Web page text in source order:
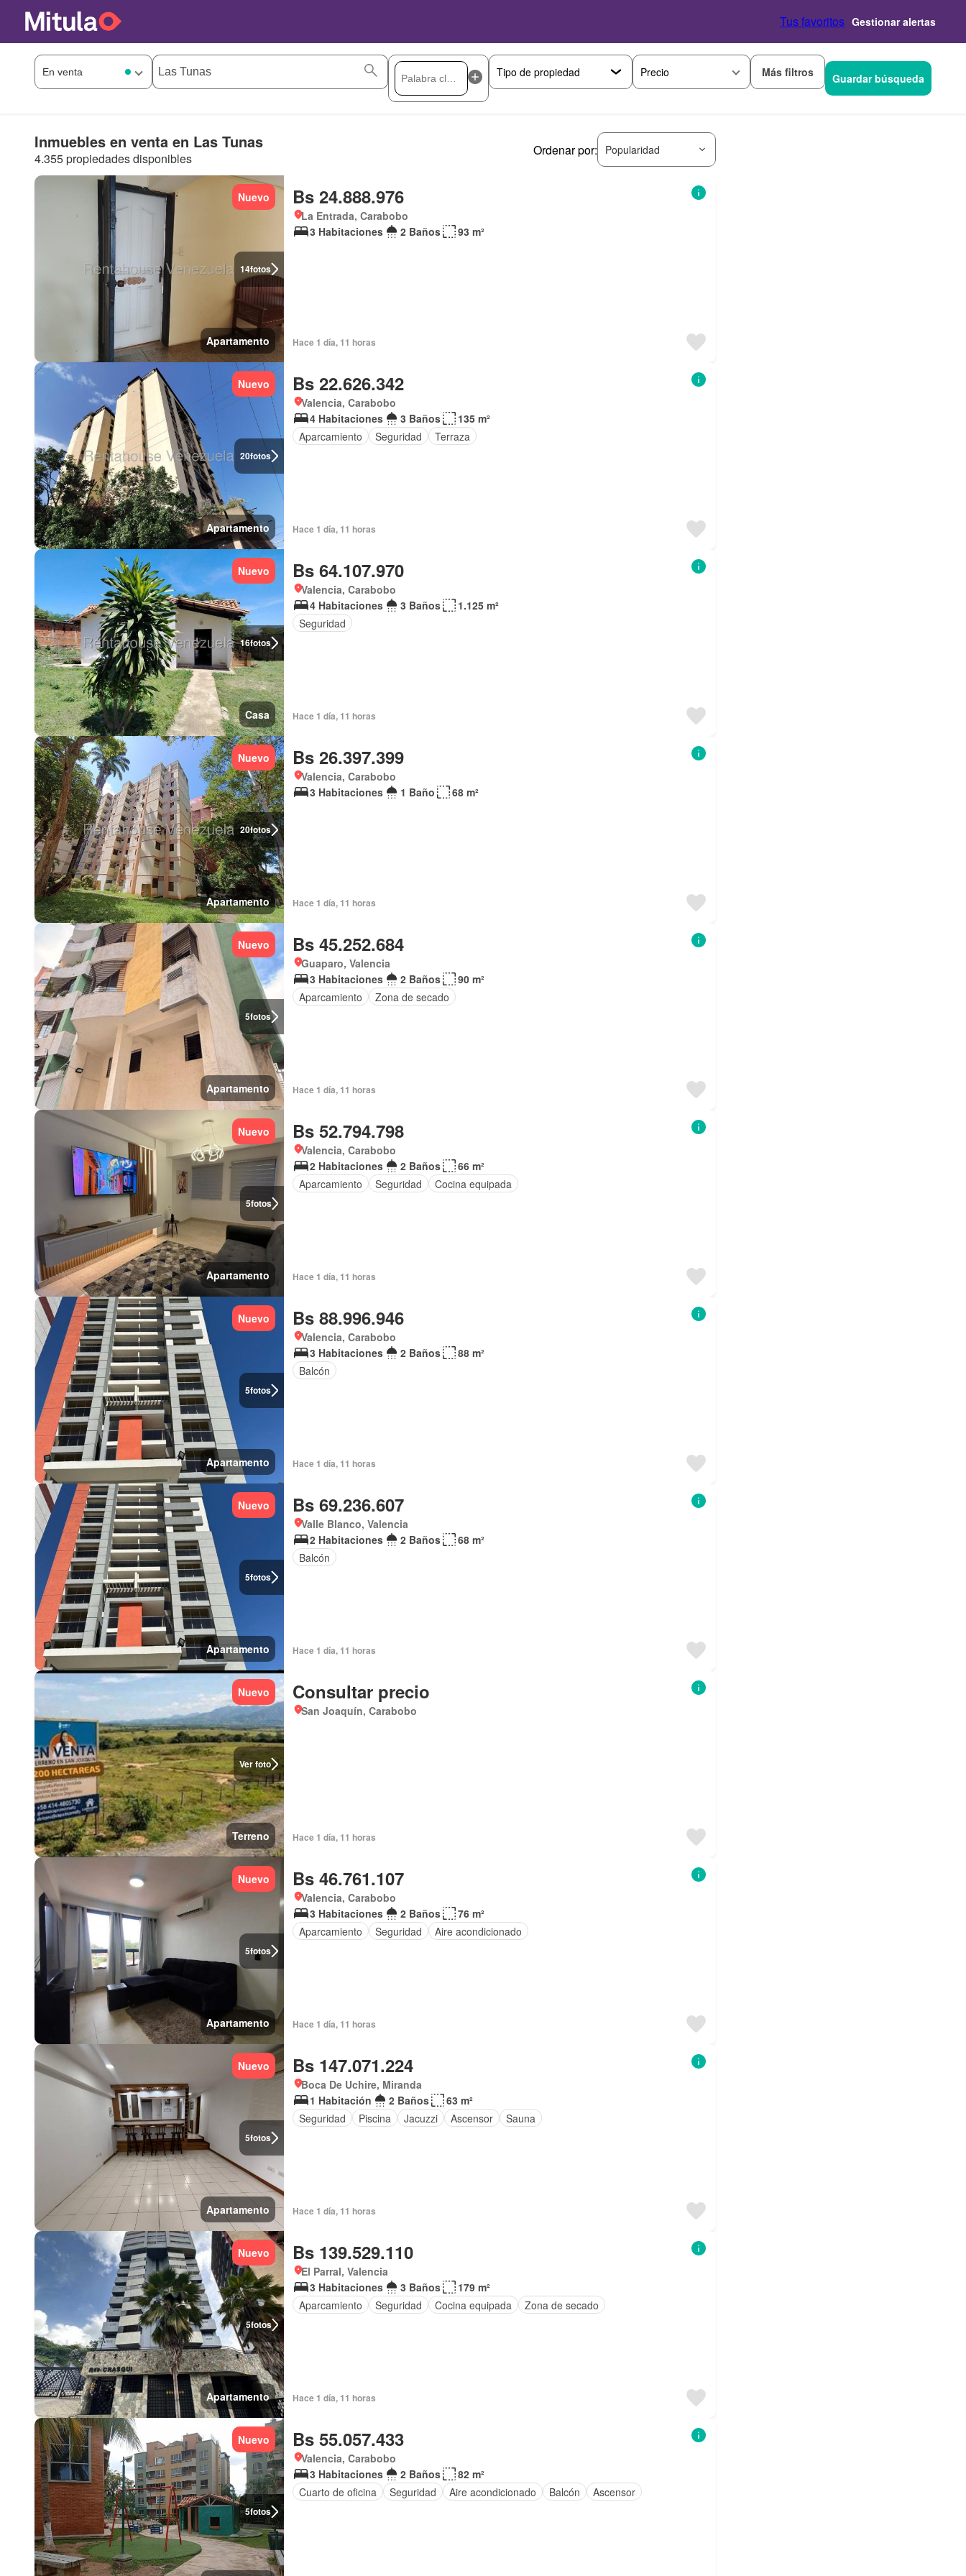
Tus favoritos Gestionar alertas
Precio Más filtros Guardar búsqueda
Inmuebles en venta en Las Tunas
4.355 propiedades disponibles
Ordenar por: Popularidad
14fotos
Nuevo
Apartamento
Bs 24.888.976
La Entrada, Carabobo
3 Habitaciones
2 Baños 93 m²
Hace 1 día, 11 horas
20fotos
Nuevo
Apartamento
Bs 22.626.342
Valencia, Carabobo
4 Habitaciones
3 Baños
135 m²
Aparcamiento
Seguridad Terraza
Hace 1 día, 11 horas
16fotos
Nuevo
Casa
Bs 64.107.970
Valencia, Carabobo
4 Habitaciones
3 Baños
1.125 m²
Seguridad
Hace 1 día, 11 horas
20fotos
Nuevo
Apartamento
Bs 26.397.399
Valencia, Carabobo
3 Habitaciones
1 Baño 68 m²
Hace 1 día, 11 horas
5fotos
Nuevo
Apartamento
Bs 45.252.684
Guaparo, Valencia
3 Habitaciones
2 Baños
90 m²
Aparcamiento
Zona de secado
Hace 1 día, 11 horas
5fotos
Nuevo
Apartamento
Bs 52.794.798
Valencia, Carabobo
2 Habitaciones
2 Baños
66 m²
Aparcamiento
Seguridad Cocina equipada
Hace 1 día, 11 horas
5fotos
Nuevo
Apartamento
Bs 88.996.946
Valencia, Carabobo
3 Habitaciones
2 Baños
88 m²
Balcón
Hace 1 día, 11 horas
5fotos
Nuevo
Apartamento
Bs 69.236.607
Valle Blanco, Valencia
2 Habitaciones
2 Baños
68 m²
Balcón
Hace 1 día, 11 horas
Ver foto
Nuevo
Terreno
Consultar precio
San Joaquín, Carabobo
Hace 1 día, 11 horas
5fotos
Nuevo
Apartamento
Bs 46.761.107
Valencia, Carabobo
3 Habitaciones
2 Baños
76 m²
Aparcamiento
Seguridad Aire acondicionado
Hace 1 día, 11 horas
5fotos
Nuevo
Apartamento
Bs 147.071.224
Boca De Uchire, Miranda
1 Habitación
2 Baños
63 m²
Seguridad
Piscina Jacuzzi Ascensor Sauna
Hace 1 día, 11 horas
5fotos
Nuevo
Apartamento
Bs 139.529.110
El Parral, Valencia
3 Habitaciones
3 Baños
179 m²
Aparcamiento
Seguridad Cocina equipada Zona de secado
Hace 1 día, 11 horas
5fotos
Nuevo Bs 55.057.433
Valencia, Carabobo
3 Habitaciones
2 Baños
82 m²
Cuarto de oficina
Seguridad Aire acondicionado Balcón Ascensor